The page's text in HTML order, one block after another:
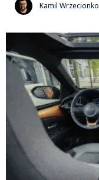
Kamil Wrzecionko